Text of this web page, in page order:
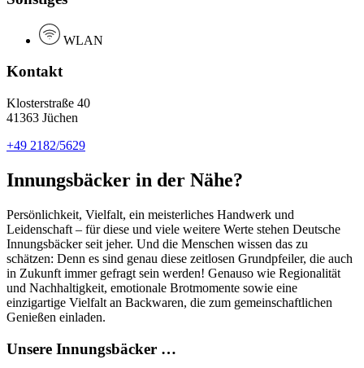
WLAN
Kontakt
Klosterstraße 40
41363 Jüchen
+49 2182/5629
Innungsbäcker in der Nähe?
Persönlichkeit, Vielfalt, ein meisterliches Handwerk und
Leidenschaft – für diese und viele weitere Werte stehen Deutsche
Innungsbäcker seit jeher. Und die Menschen wissen das zu
schätzen: Denn es sind genau diese zeitlosen Grundpfeiler, die auch
in Zukunft immer gefragt sein werden! Genauso wie Regionalität
und Nachhaltigkeit, emotionale Brotmomente sowie eine
einzigartige Vielfalt an Backwaren, die zum gemeinschaftlichen
Genießen einladen.
Unsere Innungsbäcker …